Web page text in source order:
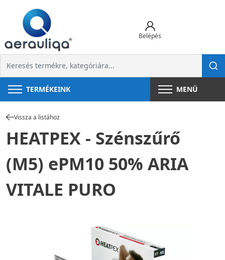
Belépés
TERMÉKEINK MENÜ
Vissza a listához
HEATPEX - Szénszűrő
(M5) ePM10 50% ARIA
VITALE PURO